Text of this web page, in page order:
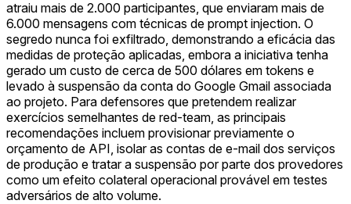
atraiu mais de 2.000 participantes, que enviaram mais de
6.000 mensagens com técnicas de prompt injection. O
segredo nunca foi exfiltrado, demonstrando a eficácia das
medidas de proteção aplicadas, embora a iniciativa tenha
gerado um custo de cerca de 500 dólares em tokens e
levado à suspensão da conta do Google Gmail associada
ao projeto. Para defensores que pretendem realizar
exercícios semelhantes de red-team, as principais
recomendações incluem provisionar previamente o
orçamento de API, isolar as contas de e-mail dos serviços
de produção e tratar a suspensão por parte dos provedores
como um efeito colateral operacional provável em testes
adversários de alto volume.